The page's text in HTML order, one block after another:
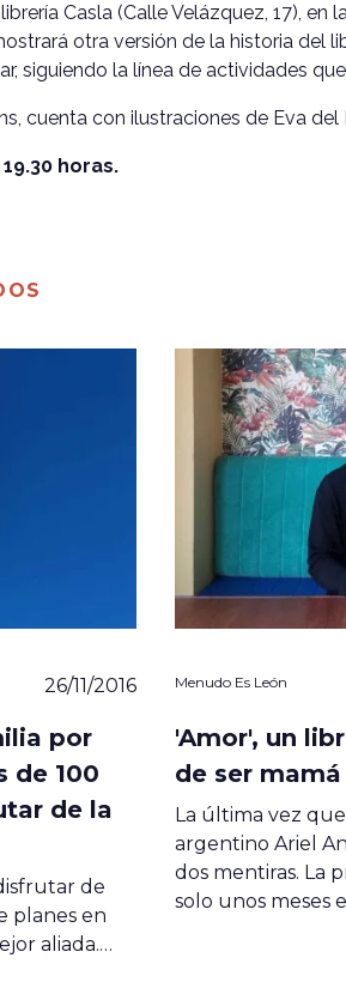
Casla (Calle Velázquez, 17), en
otra versión de la historia del
siguiendo la línea de actividades
cuenta con ilustraciones de Eva del
horas.
26/11/2016
por
de 100
de la
de
planes en
aliada.…
Menudo Es León
'Amor', un
de ser
La última vez
argentino Ariel
dos mentiras. La
solo unos meses